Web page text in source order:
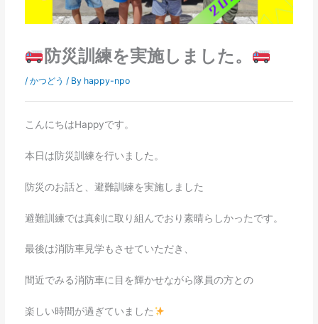
防災訓練を実施しました。
/ かつどう / By happy-npo
こんにちはHappyです。
本日は防災訓練を行いました。
防災のお話と、避難訓練を実施しました
避難訓練では真剣に取り組んでおり素晴らしかったです。
最後は消防車見学もさせていただき、
間近でみる消防車に目を輝かせながら隊員の方との
楽しい時間が過ぎていました